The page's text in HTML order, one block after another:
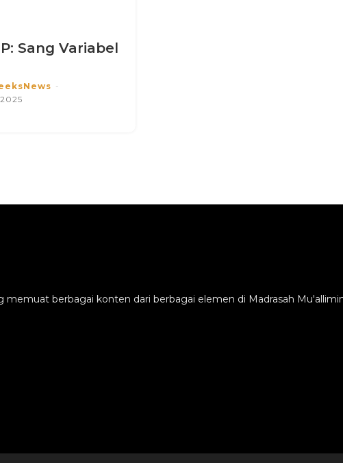
Sang Variabel
-
memuat berbagai konten dari berbagai elemen di Madrasah